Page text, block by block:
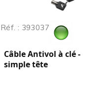
Réf. : 393037
Câble Antivol à clé -
simple tête